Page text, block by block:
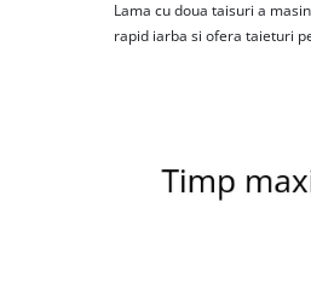
Lama cu doua taisuri a
rapid iarba si ofera taieturi